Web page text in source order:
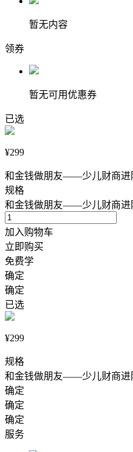
暂无内容
领券
暂无可用优惠券
已选
¥299
和金钱做朋友——少儿财商进
规格
和金钱做朋友——少儿财商进
加入购物车
立即购买
免费学
确定
确定
已选
¥299
规格
和金钱做朋友——少儿财商进
确定
确定
确定
服务